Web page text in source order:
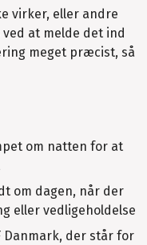
virker, eller andre
at melde det ind
meget præcist, så
om natten for at
om dagen, når der
eller vedligeholdelse
Danmark, der står for